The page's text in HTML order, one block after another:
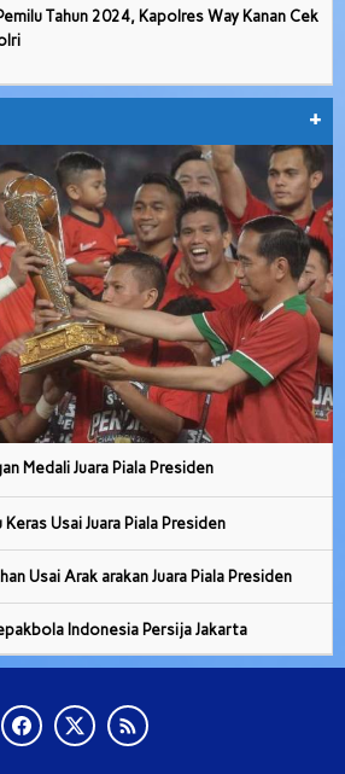
Tahun 2024, Kapolres Way Kanan Cek
+
Medali Juara Piala Presiden
Usai Juara Piala Presiden
Usai Arak arakan Juara Piala Presiden
Indonesia Persija Jakarta